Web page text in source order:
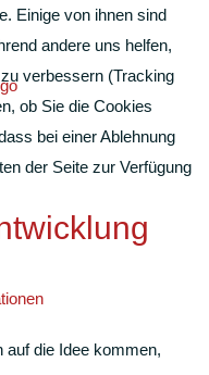
auf die Idee kommen,
Einige von ihnen sind
andere uns helfen,
verbessern (Tracking
ob Sie die Cookies
bei einer Ablehnung
der Seite zur Verfügung